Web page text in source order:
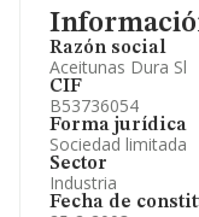
Razón social
Aceitunas Dura Sl
CIF
B53736054
Forma jurídica
Sociedad limitada
Sector
Industria
Fecha de
Información